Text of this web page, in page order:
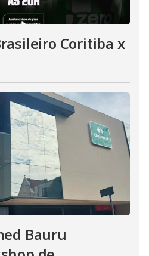
Coritiba x
Bauru